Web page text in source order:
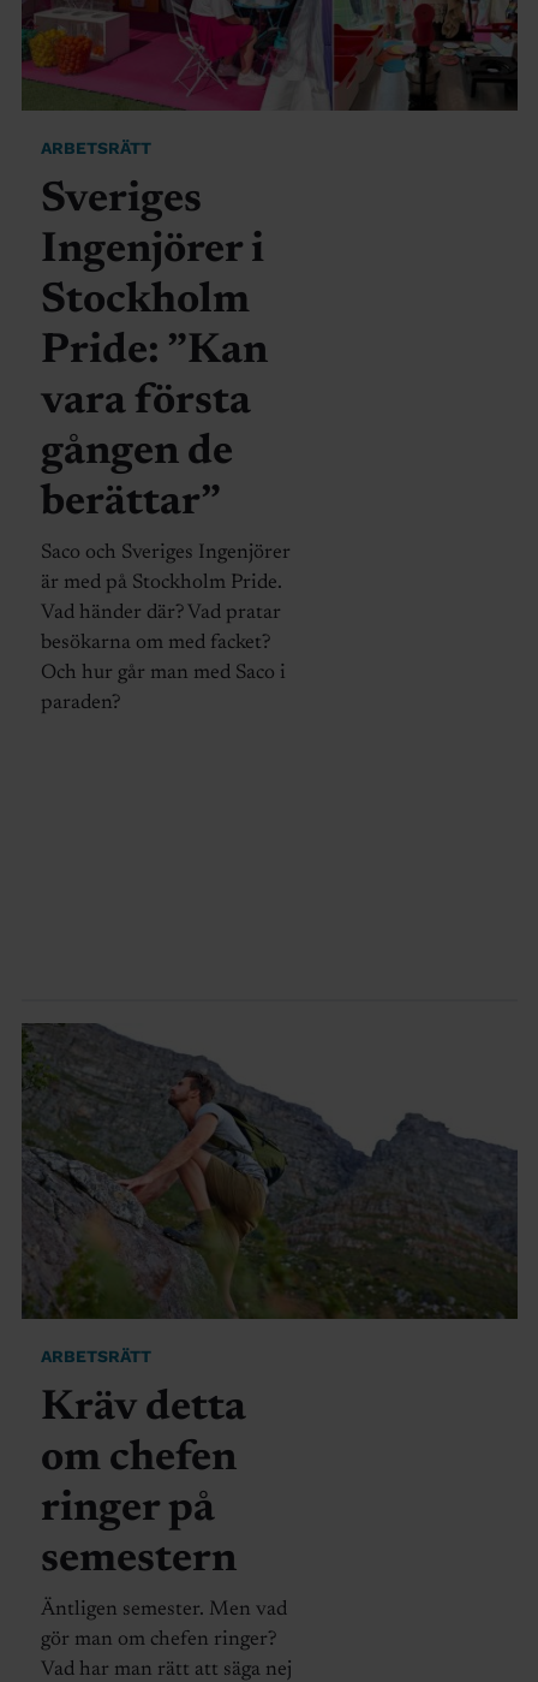
ARBETSRÄTT
Sveriges
Ingenjörer i
Stockholm
Pride: ”Kan
vara första
gången de
berättar”
Saco och Sveriges Ingenjörer
är med på Stockholm Pride.
Vad händer där? Vad pratar
besökarna om med facket?
Och hur går man med Saco i
paraden?
ARBETSRÄTT
Kräv detta
om chefen
ringer på
semestern
Äntligen semester. Men vad
gör man om chefen ringer?
Vad har man rätt att säga nej